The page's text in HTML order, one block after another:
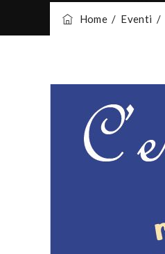
Home/ Eventi /